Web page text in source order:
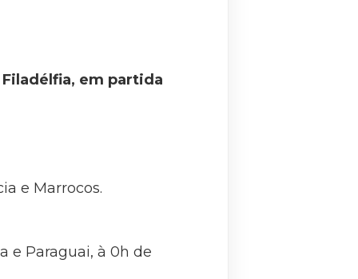
Filadélfia, em partida
e Marrocos.
e Paraguai, à 0h de